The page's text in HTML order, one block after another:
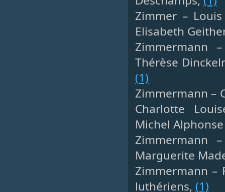
Zimmer –
Elisabeth
Zimmermann
Thérèse
(1)
Zimmermann –
Charlotte
Michel
Zimmermann
Marguerite
Zimmermann –
luthériens, (1)